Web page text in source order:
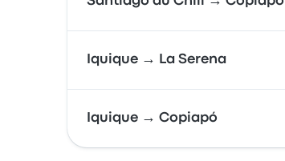
Iquique → La Serena
Iquique → Copiapó